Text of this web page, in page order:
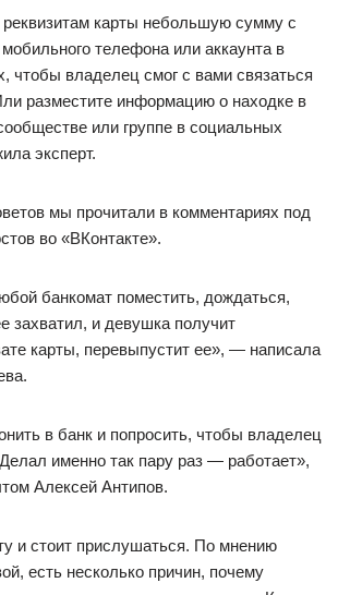
карты небольшую сумму с
телефона или аккаунта в
чтобы владелец смог с вами связаться
разместите информацию о находке в
или группе в социальных
эксперт.
мы прочитали в комментариях под
во «ВКонтакте».
банкомат поместить, дождаться,
захватил, и девушка получит
карты, перевыпустит ее», — написала
в банк и попросить, чтобы владелец
именно так пару раз — работает»,
Алексей Антипов.
и стоит прислушаться. По мнению
есть несколько причин, почему